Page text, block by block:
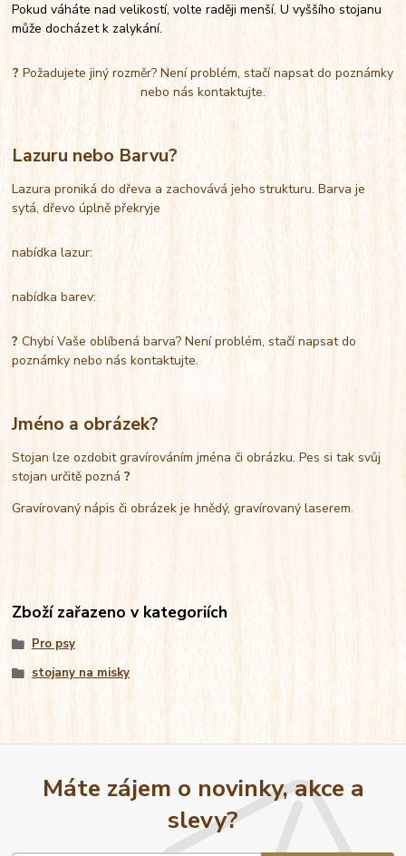
Pokud váháte nad velikostí, volte raději menší. U vyššího stojanu
může docházet k zalykání.
? Požadujete jiný rozměr? Není problém, stačí napsat do poznámky
nebo nás kontaktujte.
Lazuru nebo Barvu?
Lazura proniká do dřeva a zachovává jeho strukturu. Barva je
sytá, dřevo úplně překryje
nabídka lazur:
nabídka barev:
?Chybí Vaše oblíbená barva? Není problém, stačí napsat do
poznámky nebo nás kontaktujte.
Jméno a obrázek?
Stojan lze ozdobit gravírováním jména či obrázku. Pes si tak svůj
stojan určitě pozná?
Gravírovaný nápis či obrázek je hnědý, gravírovaný laserem.
Zboží zařazeno v kategoriích
Pro psy
stojany na misky
Máte zájem o novinky, akce a
slevy?